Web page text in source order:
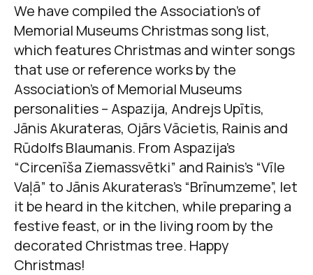
We have compiled the Association’s of
Memorial Museums Christmas song list,
which features Christmas and winter songs
that use or reference works by the
Association’s of Memorial Museums
personalities – Aspazija, Andrejs Upītis,
Jānis Akurateras, Ojārs Vācietis, Rainis and
Rūdolfs Blaumanis. From Aspazija’s
“Circenīša Ziemassvētki” and Rainis’s “Vīle
Vaļā” to Jānis Akurateras’s “Brīnumzeme”, let
it be heard in the kitchen, while preparing a
festive feast, or in the living room by the
decorated Christmas tree. Happy
Christmas!